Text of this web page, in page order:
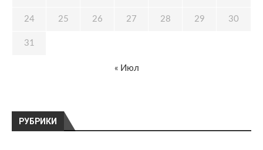
РУБРИКИ
24 25 26 27 28 29 30
31
« Июл